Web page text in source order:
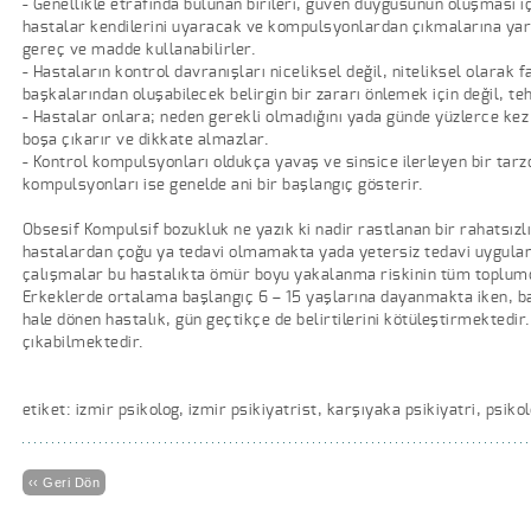
- Genellikle etrafında bulunan birileri, güven duygusunun oluşması
hastalar kendilerini uyaracak ve kompulsyonlardan çıkmalarına
gereç ve madde kullanabilirler.
- Hastaların kontrol davranışları niceliksel değil, niteliksel olarak
başkalarından oluşabilecek belirgin bir zararı önlemek için değil,
- Hastalar onlara; neden gerekli olmadığını yada günde yüzlerce
boşa çıkarır ve dikkate almazlar.
- Kontrol kompulsyonları oldukça yavaş ve sinsice ilerleyen bir
kompulsyonları ise genelde ani bir başlangıç gösterir.
Obsesif Kompulsif bozukluk ne yazık ki nadir rastlanan bir
hastalardan çoğu ya tedavi olmamakta yada yetersiz tedavi
çalışmalar bu hastalıkta ömür boyu yakalanma riskinin tüm
Erkeklerde ortalama başlangıç 6 – 15 yaşlarına dayanmakta iken,
hale dönen hastalık, gün geçtikçe de belirtilerini
çıkabilmektedir.
etiket: izmir psikolog, izmir psikiyatrist, karşıyaka psikiyatri,
‹‹ Geri Dön